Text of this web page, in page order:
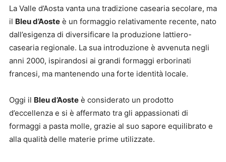
La Valle d’Aosta vanta una tradizione casearia secolare, ma
il Bleu d’Aoste è un formaggio relativamente recente, nato
dall’esigenza di diversificare la produzione lattiero-
casearia regionale. La sua introduzione è avvenuta negli
anni 2000, ispirandosi ai grandi formaggi erborinati
francesi, ma mantenendo una forte identità locale.
Oggi il Bleu d’Aoste è considerato un prodotto
d’eccellenza e si è affermato tra gli appassionati di
formaggi a pasta molle, grazie al suo sapore equilibrato e
alla qualità delle materie prime utilizzate.